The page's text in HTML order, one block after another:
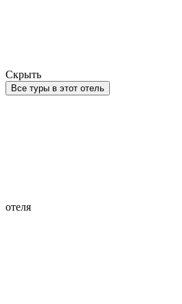
Скрыть
Все туры в этот отель
отеля